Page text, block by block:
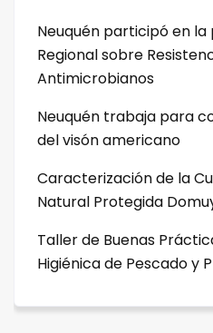
Neuquén participó en
Regional sobre
Antimicrobianos
Neuquén trabaja para
del visón americano
Caracterización de la
Natural Protegida
Taller de Buenas
Higiénica de Pescado y